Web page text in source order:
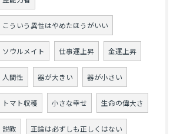
こういう異性はやめたほうがいい
ソウルメイト 仕事運上昇 金運上昇
人間性 器が大きい 器が小さい
トマト収穫 小さな幸せ 生命の偉大さ
説教 正論は必ずしも正しくはない